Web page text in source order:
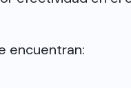
encuentran: